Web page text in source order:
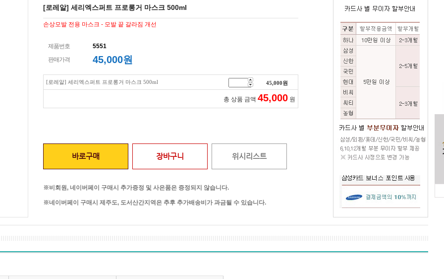
[로레알] 세리엑스퍼트 프로롱거 마스크 500ml
손상모발 전용 마스크 - 모발 끝 갈라짐 개선
제품번호
5551
판매가격
45,000원
[로레알] 세리엑스퍼트 프로롱거 마스크 500ml 45,000원
총 상품 금액 45,000 원
바로구매 장바구니 위시리스트
※비회원, 네이버페이 구매시 추가증정 및 사은품은 증정되지 않습니다.
※네이버페이 구매시 제주도, 도서산간지역은 추후 추가배송비가 과금될 수 있습니다.